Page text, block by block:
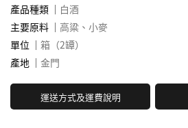
產品種類
白酒
主要原料
高粱、小麥
單位
箱（2罈）
產地
金門
運送方式及運費說明